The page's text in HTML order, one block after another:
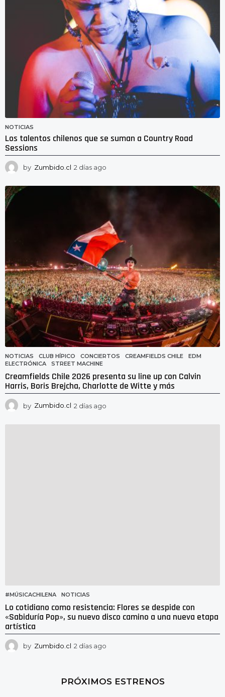
o
NOTICIAS
Los talentos chilenos que se suman a Country Road
Sessions
by Zumbido.cl 2 días ago
í
g
o
NOTICIAS CLUB HÍPICO ,CONCIERTOS ,CREAMFIELDS CHILE ,EDM
ELECTRÓNICA
,STREET MACHINE
Creamfields Chile 2026 presenta su line up con Calvin
Harris, Boris Brejcha, Charlotte de Witte y más
by Zumbido.cl 2 días ago
í
#MÚSICACHILENA ,NOTICIAS
Lo cotidiano como resistencia: Flores se despide con
«Sabiduría Pop», su nuevo disco camino a una nueva etapa
artística
by Zumbido.cl 2 días ago
s
PRÓXIMOS ESTRENOS